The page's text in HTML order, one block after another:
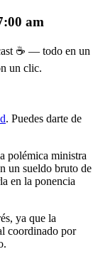
am
☕ — todo en un
un clic.
. Puedes darte de
polémica ministra
un sueldo bruto de
en la ponencia
ya que la
coordinado por